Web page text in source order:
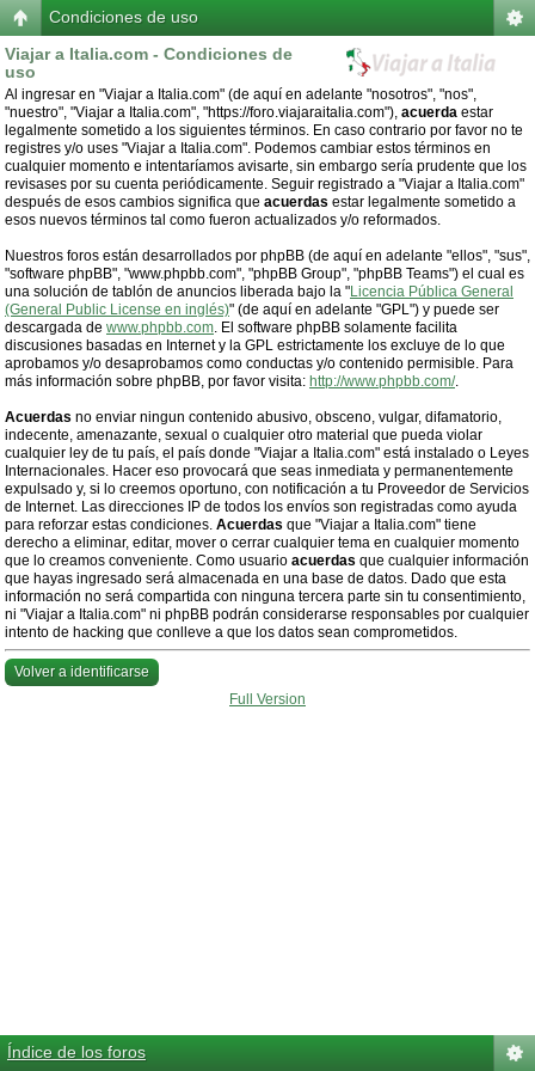
Condiciones de uso
Viajar a Italia.com - Condiciones de
uso
Al ingresar en "Viajar a Italia.com" (de aquí en adelante "nosotros", "nos",
"nuestro", "Viajar a Italia.com", "https://foro.viajaraitalia.com"), acuerda estar
legalmente sometido a los siguientes términos. En caso contrario por favor no te
registres y/o uses "Viajar a Italia.com". Podemos cambiar estos términos en
cualquier momento e intentaríamos avisarte, sin embargo sería prudente que los
revisases por su cuenta periódicamente. Seguir registrado a "Viajar a Italia.com"
después de esos cambios significa que acuerdas estar legalmente sometido a
esos nuevos términos tal como fueron actualizados y/o reformados.
Nuestros foros están desarrollados por phpBB (de aquí en adelante "ellos", "sus",
"software phpBB", "www.phpbb.com", "phpBB Group", "phpBB Teams") el cual es
una solución de tablón de anuncios liberada bajo la "Licencia Pública General
(General Public License en inglés)" (de aquí en adelante "GPL") y puede ser
descargada de www.phpbb.com. El software phpBB solamente facilita
discusiones basadas en Internet y la GPL estrictamente los excluye de lo que
aprobamos y/o desaprobamos como conductas y/o contenido permisible. Para
más información sobre phpBB, por favor visita: http://www.phpbb.com/.
Acuerdas no enviar ningun contenido abusivo, obsceno, vulgar, difamatorio,
indecente, amenazante, sexual o cualquier otro material que pueda violar
cualquier ley de tu país, el país donde "Viajar a Italia.com" está instalado o Leyes
Internacionales. Hacer eso provocará que seas inmediata y permanentemente
expulsado y, si lo creemos oportuno, con notificación a tu Proveedor de Servicios
de Internet. Las direcciones IP de todos los envíos son registradas como ayuda
para reforzar estas condiciones. Acuerdas que "Viajar a Italia.com" tiene
derecho a eliminar, editar, mover o cerrar cualquier tema en cualquier momento
que lo creamos conveniente. Como usuario acuerdas que cualquier información
que hayas ingresado será almacenada en una base de datos. Dado que esta
información no será compartida con ninguna tercera parte sin tu consentimiento,
ni "Viajar a Italia.com" ni phpBB podrán considerarse responsables por cualquier
intento de hacking que conlleve a que los datos sean comprometidos.
Volver a identificarse
Full Version
Índice de los foros